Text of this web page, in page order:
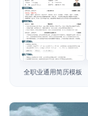
AI 职场工具
简历模板
简历教程
查看模板
全职业通用简历模板